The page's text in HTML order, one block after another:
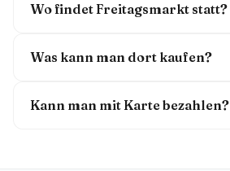
Wo findet Freitagsmarkt statt?
Was kann man dort kaufen?
Kann man mit Karte bezahlen?